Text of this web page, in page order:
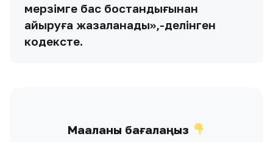
мерзімге бас бостандығынан
айыруға жазаланады»,-делінген
кодексте.
Мақаланы бағалаңыз